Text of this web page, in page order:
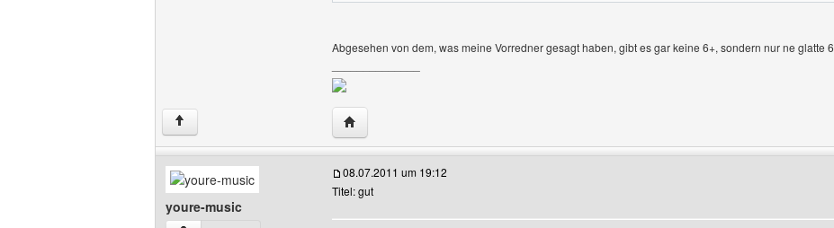
Abgesehen von dem, was meine Vorredner gesagt haben, gibt es gar keine 6+, sondern nur ne glatte 6
↑ Website dieses Benutzers besuchen: sittich-und-papagei
youre-music
08.07.2011 um 19:12
Titel: gut